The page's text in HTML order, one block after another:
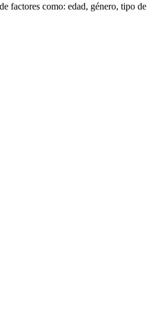
factores como: edad, género, tipo